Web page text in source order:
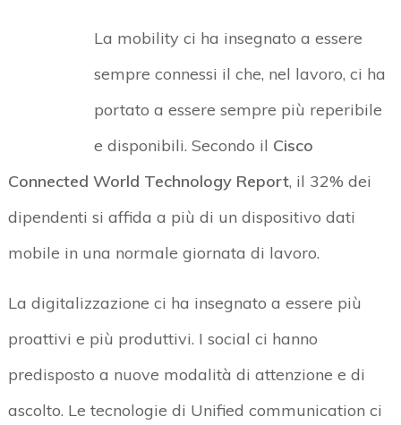
La mobility ci ha insegnato a essere
sempre connessi il che, nel lavoro, ci ha
portato a essere sempre più reperibile
e disponibili. Secondo il Cisco
Connected World Technology Report, il 32% dei
dipendenti si affida a più di un dispositivo dati
mobile in una normale giornata di lavoro.
La digitalizzazione ci ha insegnato a essere più
proattivi e più produttivi. I social ci hanno
predisposto a nuove modalità di attenzione e di
ascolto. Le tecnologie di Unified communication ci